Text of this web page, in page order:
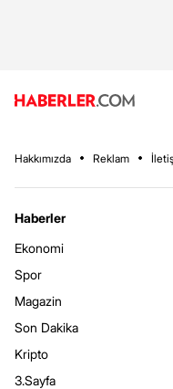
Hakkımızda Reklam
Haberler
Ekonomi
Spor
Magazin
Son Dakika
Kripto
3.Sayfa